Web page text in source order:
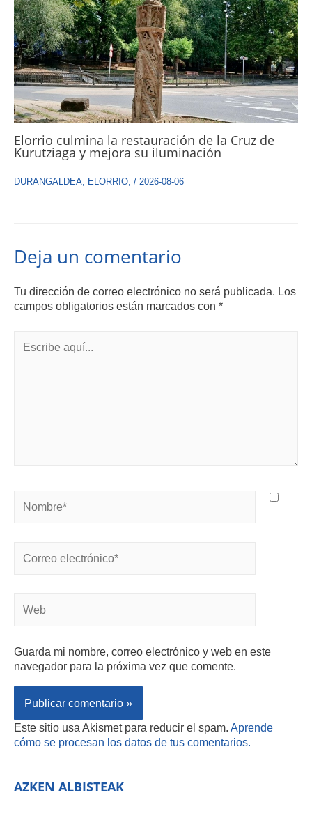
Elorrio culmina la restauración de la Cruz de
Kurutziaga y mejora su iluminación
DURANGALDEA, ELORRIO, / 2026-08-06
Deja un comentario
Tu dirección de correo electrónico no será publicada. Los
campos obligatorios están marcados con *
Guarda mi nombre, correo electrónico y web en este
navegador para la próxima vez que comente.
Este sitio usa Akismet para reducir el spam. Aprende
cómo se procesan los datos de tus comentarios.
AZKEN ALBISTEAK